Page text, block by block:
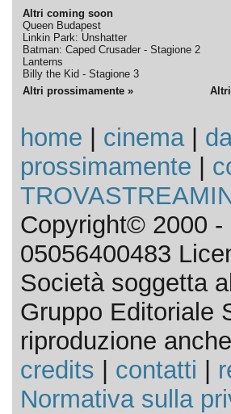
Altri coming soon
Queen Budapest
Linkin Park: Unshatter
Batman: Caped Crusader - Stagione 2
Lanterns
Billy the Kid - Stagione 3
Altri prossimamente »
home cinema|
prossimamente
Copyright© 2000
05056400483
Società soggetta
Gruppo Editoriale
riproduzione
credits
contatti
Normativa sulla